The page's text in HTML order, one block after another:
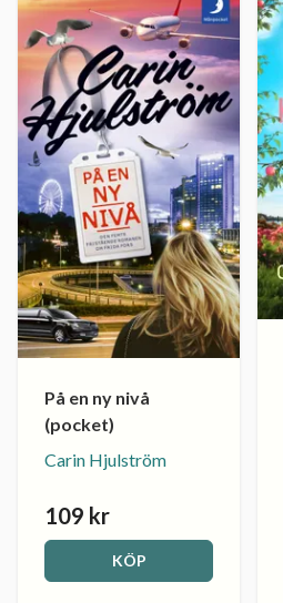
På en ny nivå
(pocket)
Carin Hjulström
109 kr
KÖP